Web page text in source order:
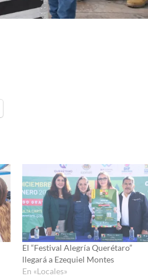
El “Festival Alegría Querétaro”
llegará a Ezequiel Montes
En «Locales»